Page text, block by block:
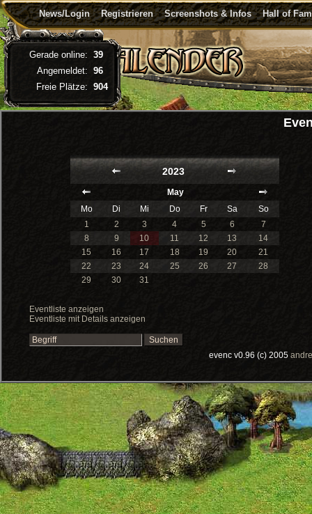
News/Login Registrieren Screenshots & Infos Hall of
2023
May
Mo
Di Mi Do Fr Sa
So
1
2 3 4 5 6
7
8
9 10 11 12 13
14
15
16 17 18 19 20
21
22
23 24 25 26 27
28
29
30 31
Eventliste anzeigen
Eventliste mit Details anzeigen
evenc v0.96 (c) 2005
Gerade online: 39
Angemeldet: 96
Freie Plätze: 904